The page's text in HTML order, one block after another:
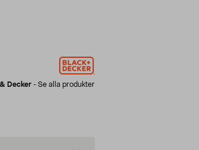
Decker - Se alla produkter